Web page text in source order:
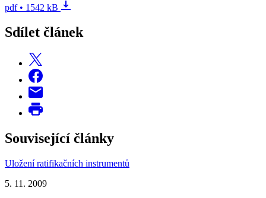
pdf • 1542 kB
Sdílet článek
Související články
Uložení ratifikačních instrumentů
5. 11. 2009